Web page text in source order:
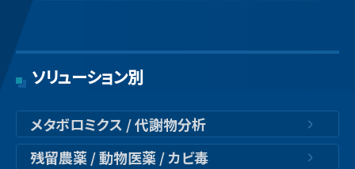
ソリューション別
メタボロミクス / 代謝物分析
残留農薬 / 動物医薬 / カビ毒